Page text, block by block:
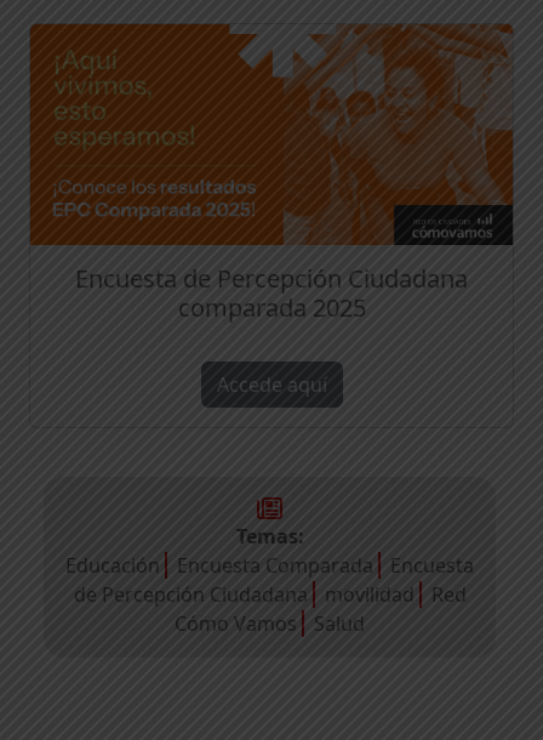
Encuesta de Percepción Ciudadana
comparada 2025
Accede aquí
Temas:
Educación
Encuesta Comparada
Encuesta
de Percepción Ciudadana
movilidad
Red
Cómo Vamos
Salud